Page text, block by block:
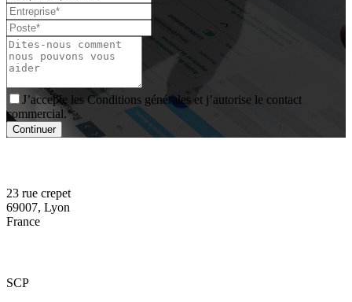
J’accepte les Conditions générales et j’autorise le contact
commercial.*
Continuer
23 rue crepet
69007, Lyon
France
SCP